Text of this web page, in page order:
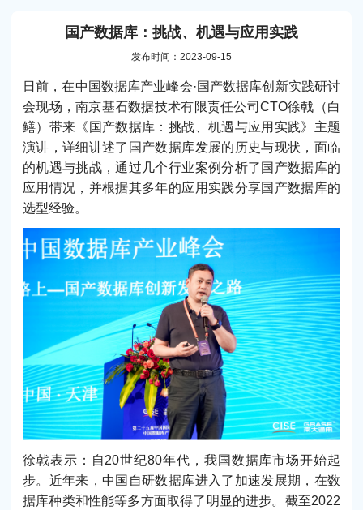
国产数据库：挑战、机遇与应用实践
发布时间：2023-09-15
日前，在中国数据库产业峰会·国产数据库创新实践研讨
会现场，南京基石数据技术有限责任公司CTO徐戟（白
鳝）带来《国产数据库：挑战、机遇与应用实践》主题
演讲，详细讲述了国产数据库发展的历史与现状，面临
的机遇与挑战，通过几个行业案例分析了国产数据库的
应用情况，并根据其多年的应用实践分享国产数据库的
选型经验。
徐戟表示：自20世纪80年代，我国数据库市场开始起
步。近年来，中国自研数据库进入了加速发展期，在数
据库种类和性能等多方面取得了明显的进步。截至2022